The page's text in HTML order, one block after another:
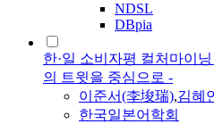
NDSL
DBpia
한·일 소비자평 컬처마이
의 트윗을 중심으로 -
이준서(李埈瑞),김혜
한국일본어학회